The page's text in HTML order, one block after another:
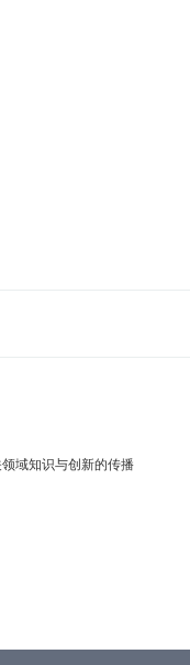
域知识与创新的传播